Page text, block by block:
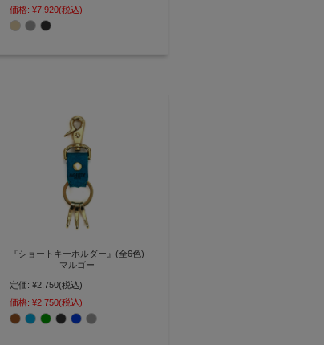
裏・表バイカラーが楽しめる ダブ
ルフェイスレザーが特徴の極薄長
財布【AGILITY affa(アジリティ
価格: ¥7,920(税込)
『ショートキーホルダー』(全6色)
マルゴー
日常使いちょうど良い 3連フック
付きのシンプルキーホルダー
【AGILITY affa(アジリティ アッ
ファ)】(0616)[M便 3/5]
定価: ¥2,750(税込)
価格: ¥2,750(税込)